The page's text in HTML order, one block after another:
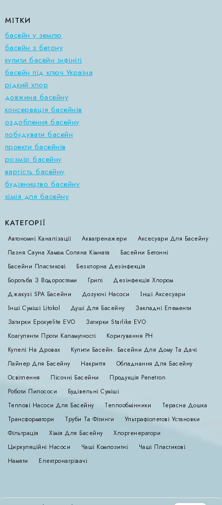
МІТКИ
басейн у землю
басейн з бетону
купити басейн інфініті
басейн під ключ Україна
рідкий хлор
довжина басейну
консервація басейнів
оздоблення басейну
побудувати басейн
проекти басейнів
розмір басейну
вартість басейну
будівництво басейну
хімія для басейну
КАТЕГОРІЇ
Автономні Каналізації Акватренажери
Аксесуари Для Басейну
Лазня Сауна Хамам Соляна Кімната
Басейни Бетонні
Басейни Пластикові
Безхлорна Дезінфекція
Боротьба З Водоростями
Грилі
Дезінфекція Хлором
Джакузі SPA Басейни
Дозуючі Насоси
Інші Аксесуари
Інші Суміші Litokol
Душі Для Басейну
Закладні Елементи
Затирки Epoxyelite EVO
Затирки Starlike EVO
Коагулянти Проти Каламутності
Коригування РН
Купелі На Дровах
Купити Басейн. Басейни Для Дому Та Дачі
Лайнер Для Басейну
Накриття
Обладнання Для Басейну
Освітлення
Пісочні Басейни
Продукція Penetron
Роботи Пилососи
Будівельні Суміші
Теплові Насоси Для Басейну
Теплообмінники
Терасна Дошка
Трансформатори
Труби Та Фітинги
Ультрафіолетові Установки
Фільтрація
Хімія Для Басейну
Хлоргенератори
Циркуляційні Насоси
Чаші Композитні
Чаші Пластикові
Намети
Електронагрівачі